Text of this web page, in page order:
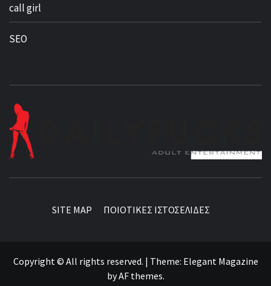
call girl
SEO
SITE MAP ΠΟΙΟΤΙΚΕΣ ΙΣΤΟΣΕΛΙΔΕΣ
Copyright © All rights reserved. | Theme: Elegant Magazine
byAF themes.